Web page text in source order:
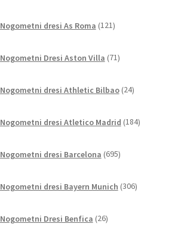
Nogometni dresi As Roma 121izdelkov
Nogometni Dresi Aston Villa 71izdelkov
Nogometni dresi Athletic Bilbao 24izdelkov
Nogometni dresi Atletico Madrid 184izdelkov
Nogometni dresi Barcelona 695izdelkov
Nogometni dresi Bayern Munich 306izdelkov
Nogometni Dresi Benfica 26izdelkov